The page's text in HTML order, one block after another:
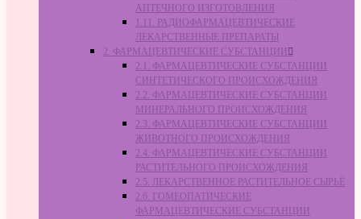
АПТЕЧНОГО ИЗГОТОВЛЕНИЯ
1.11. РАДИОФАРМАЦЕВТИЧЕСКИЕ
ЛЕКАРСТВЕННЫЕ ПРЕПАРАТЫ
2. ФАРМАЦЕВТИЧЕСКИЕ СУБСТАНЦИИ
2.1. ФАРМАЦЕВТИЧЕСКИЕ СУБСТАНЦИИ
СИНТЕТИЧЕСКОГО ПРОИСХОЖДЕНИЯ
2.2. ФАРМАЦЕВТИЧЕСКИЕ СУБСТАНЦИИ
МИНЕРАЛЬНОГО ПРОИСХОЖДЕНИЯ
2.3. ФАРМАЦЕВТИЧЕСКИЕ СУБСТАНЦИИ
ЖИВОТНОГО ПРОИСХОЖДЕНИЯ
2.4. ФАРМАЦЕВТИЧЕСКИЕ СУБСТАНЦИИ
РАСТИТЕЛЬНОГО ПРОИСХОЖДЕНИЯ
2.5. ЛЕКАРСТВЕННОЕ РАСТИТЕЛЬНОЕ СЫРЬЁ
2.6. ГОМЕОПАТИЧЕСКИЕ
ФАРМАЦЕВТИЧЕСКИЕ СУБСТАНЦИИ